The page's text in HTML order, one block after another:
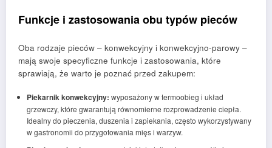
Funkcje i zastosowania obu typów pieców
Oba rodzaje pieców – konwekcyjny i konwekcyjno-parowy –
mają swoje specyficzne funkcje i zastosowania, które
sprawiają, że warto je poznać przed zakupem:
Piekarnik konwekcyjny: wyposażony w termoobieg i układ
grzewczy, które gwarantują równomierne rozprowadzenie ciepła.
Idealny do pieczenia, duszenia i zapiekania, często wykorzystywany
w gastronomii do przygotowania mięs i warzyw.